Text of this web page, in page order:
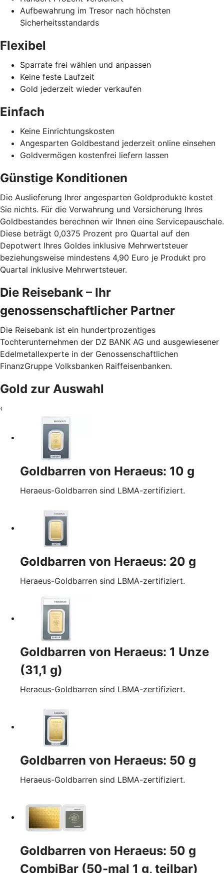
Aufbewahrung im Tresor nach höchsten
Sicherheitsstandards
Flexibel
Sparrate frei wählen und anpassen
Keine feste Laufzeit
Gold jederzeit wieder verkaufen
Einfach
Keine Einrichtungskosten
Angesparten Goldbestand jederzeit online einsehen
Goldvermögen kostenfrei liefern lassen
Günstige Konditionen
Die Auslieferung Ihrer angesparten Goldprodukte kostet
Sie nichts. Für die Verwahrung und Versicherung Ihres
Goldbestandes berechnen wir Ihnen eine Servicepauschale.
Diese beträgt 0,0375 Prozent pro Quartal auf den
Depotwert Ihres Goldes inklusive Mehrwertsteuer
beziehungsweise mindestens 4,90 Euro je Produkt pro
Quartal inklusive Mehrwertsteuer.
Die Reisebank – Ihr
genossenschaftlicher Partner
Die Reisebank ist ein hundertprozentiges
Tochterunternehmen der DZ BANK AG und ausgewiesener
Edelmetallexperte in der Genossenschaftlichen
FinanzGruppe Volksbanken Raiffeisenbanken.
Gold zur Auswahl
‹
Goldbarren von Heraeus: 10 g
Heraeus-Goldbarren sind LBMA-zertifiziert.
Goldbarren von Heraeus: 20 g
Heraeus-Goldbarren sind LBMA-zertifiziert.
Goldbarren von Heraeus: 1 Unze
(31,1 g)
Heraeus-Goldbarren sind LBMA-zertifiziert.
Goldbarren von Heraeus: 50 g
Heraeus-Goldbarren sind LBMA-zertifiziert.
Goldbarren von Heraeus: 50 g
CombiBar (50-mal 1 g, teilbar)